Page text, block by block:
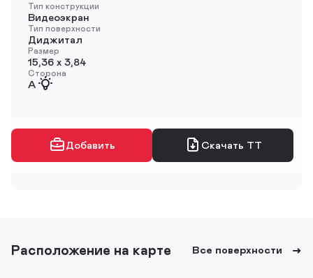
Тип конструкции
Видеоэкран
Тип поверхности
Диджитал
Размер
15,36 х 3,84
Сторона
A
Добавить Скачать ТТ
Расположение на карте Все поверхности